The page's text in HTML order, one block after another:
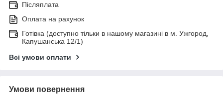
Післяплата
Оплата на рахунок
Готівка (доступно тільки в нашому магазині в м. Ужгород,
Капушанська 12/1)
Всі умови оплати
Умови повернення